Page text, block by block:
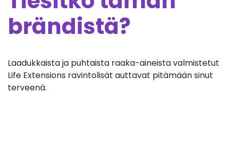
brändistä?
Laadukkaista ja puhtaista raaka-aineista valmistetut
Life Extensions ravintolisät auttavat pitämään sinut
terveenä.